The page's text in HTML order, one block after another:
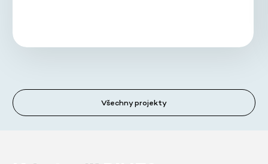
Všechny projekty